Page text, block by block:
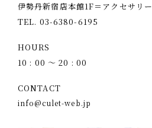
伊勢丹新宿店本館1F＝アクセサリー
TEL. 03-6380-6195
HOURS
10 : 00 ～ 20 : 00
CONTACT
info@culet-web.jp